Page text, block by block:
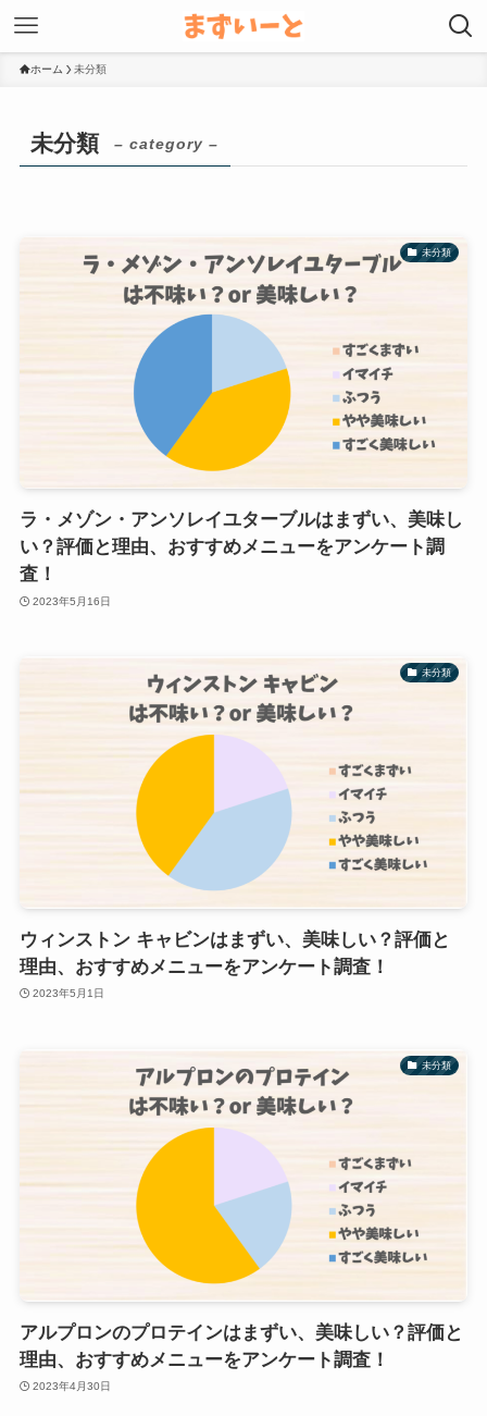
ホーム 未分類
未分類 – category –
未分類
ラ・メゾン・アンソレイユターブルはまずい、美味し
い？評価と理由、おすすめメニューをアンケート調
査！
2023年5月16日
未分類
ウィンストン キャビンはまずい、美味しい？評価と
理由、おすすめメニューをアンケート調査！
2023年5月1日
未分類
アルプロンのプロテインはまずい、美味しい？評価と
理由、おすすめメニューをアンケート調査！
2023年4月30日